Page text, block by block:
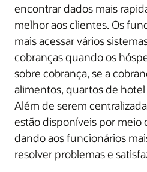
encontrar dados mais
melhor aos clientes. Os
mais acessar vários
cobranças quando os
sobre cobrança, se a
alimentos, quartos de
Além de serem
estão disponíveis por
dando aos funcionários
resolver problemas e